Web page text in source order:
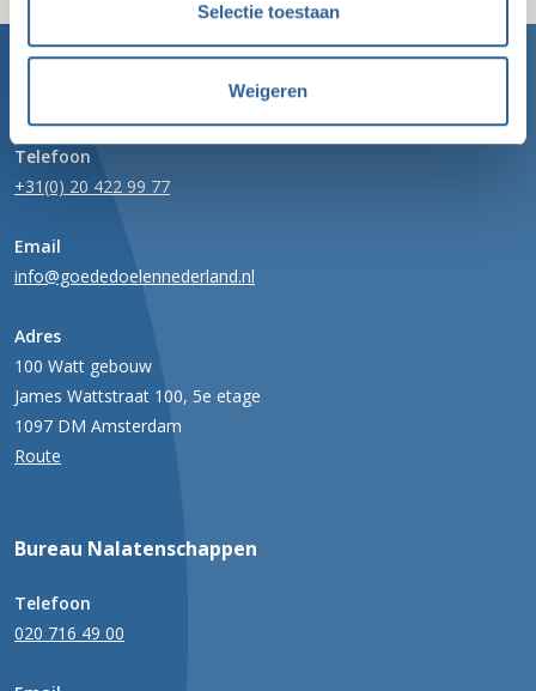
Selectie toestaan
Weigeren
Goede Doelen Nederland
Telefoon
+31(0) 20 422 99 77
Email
info@goededoelennederland.nl
Adres
100 Watt gebouw
James Wattstraat 100, 5e etage
1097 DM Amsterdam
Route
Bureau Nalatenschappen
Telefoon
020 716 49 00